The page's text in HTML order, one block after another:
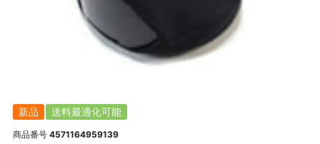
新品 送料最適化可能
商品番号 4571164959139